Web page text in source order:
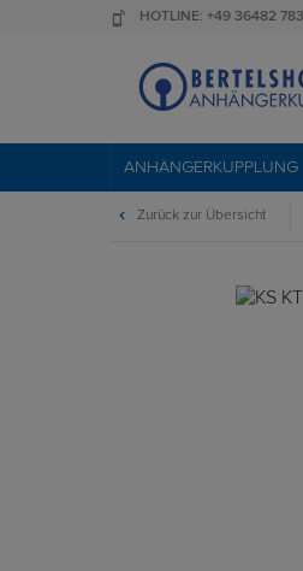
HOTLINE: +49 36482
ANHÄNGERKUPPLUNG
Zurück zur Übersicht